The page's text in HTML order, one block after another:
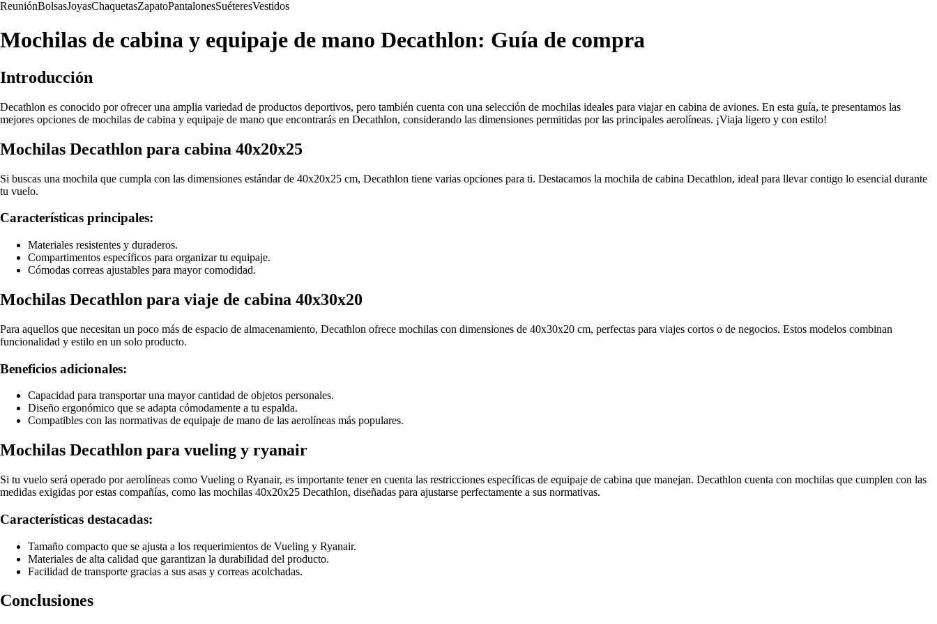
ReuniónBolsasJoyasChaquetasZapatoPantalonesSuéteresVestidos
Mochilas de cabina y equipaje de mano Decathlon: Guía de compra
Introducción
Decathlon es conocido por ofrecer una amplia variedad de productos deportivos, pero también cuenta con una selección de mochilas ideales para viajar en cabina de aviones. En esta guía, te presentamos las
mejores opciones de mochilas de cabina y equipaje de mano que encontrarás en Decathlon, considerando las dimensiones permitidas por las principales aerolíneas. ¡Viaja ligero y con estilo!
Mochilas Decathlon para cabina 40x20x25
Si buscas una mochila que cumpla con las dimensiones estándar de 40x20x25 cm, Decathlon tiene varias opciones para ti. Destacamos la mochila de cabina Decathlon, ideal para llevar contigo lo esencial durante
tu vuelo.
Características principales:
Materiales resistentes y duraderos.
Compartimentos específicos para organizar tu equipaje.
Cómodas correas ajustables para mayor comodidad.
Mochilas Decathlon para viaje de cabina 40x30x20
Para aquellos que necesitan un poco más de espacio de almacenamiento, Decathlon ofrece mochilas con dimensiones de 40x30x20 cm, perfectas para viajes cortos o de negocios. Estos modelos combinan
funcionalidad y estilo en un solo producto.
Beneficios adicionales:
Capacidad para transportar una mayor cantidad de objetos personales.
Diseño ergonómico que se adapta cómodamente a tu espalda.
Compatibles con las normativas de equipaje de mano de las aerolíneas más populares.
Mochilas Decathlon para vueling y ryanair
Si tu vuelo será operado por aerolíneas como Vueling o Ryanair, es importante tener en cuenta las restricciones específicas de equipaje de cabina que manejan. Decathlon cuenta con mochilas que cumplen con las
medidas exigidas por estas compañías, como las mochilas 40x20x25 Decathlon, diseñadas para ajustarse perfectamente a sus normativas.
Características destacadas:
Tamaño compacto que se ajusta a los requerimientos de Vueling y Ryanair.
Materiales de alta calidad que garantizan la durabilidad del producto.
Facilidad de transporte gracias a sus asas y correas acolchadas.
Conclusiones